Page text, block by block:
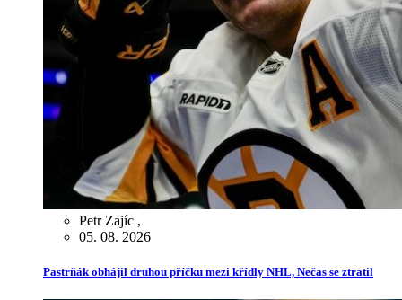
Petr Zajíc ,
05. 08. 2026
Pastrňák obhájil druhou příčku mezi křídly NHL, Nečas se ztratil